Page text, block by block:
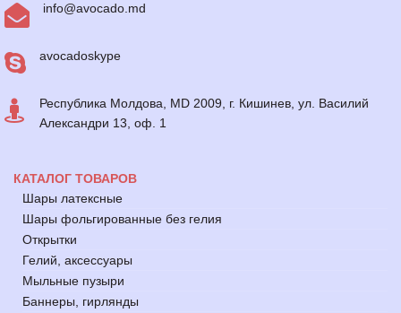
info@avocado.md
avocadoskype
Республика Молдова, MD 2009, г. Кишинев, ул. Василий
Александри 13, оф. 1
КАТАЛОГ ТОВАРОВ
Шары латексные
Шары фольгированные без гелия
Открытки
Гелий, аксессуары
Мыльные пузыри
Баннеры, гирлянды